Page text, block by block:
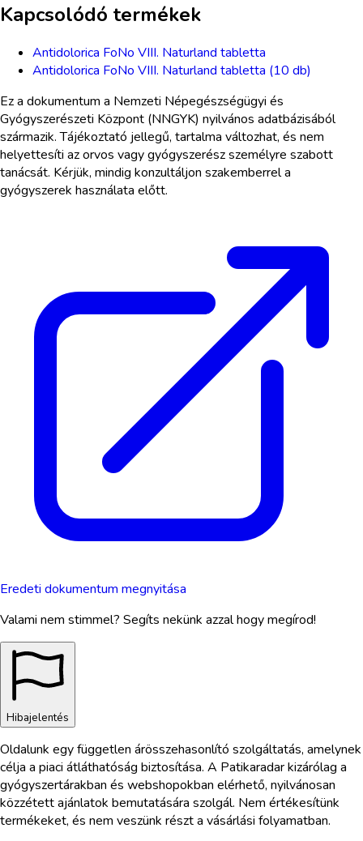
Kapcsolódó termékek
Antidolorica FoNo VIII. Naturland tabletta
Antidolorica FoNo VIII. Naturland tabletta (10 db)
Ez a dokumentum a Nemzeti Népegészségügyi és
Gyógyszerészeti Központ (NNGYK) nyilvános adatbázisából
származik. Tájékoztató jellegű, tartalma változhat, és nem
helyettesíti az orvos vagy gyógyszerész személyre szabott
tanácsát. Kérjük, mindig konzultáljon szakemberrel a
gyógyszerek használata előtt.
Eredeti dokumentum megnyitása
Valami nem stimmel? Segíts nekünk azzal hogy megírod!
Hibajelentés
Oldalunk egy független árösszehasonlító szolgáltatás, amelynek
célja a piaci átláthatóság biztosítása. A Patikaradar kizárólag a
gyógyszertárakban és webshopokban elérhető, nyilvánosan
közzétett ajánlatok bemutatására szolgál. Nem értékesítünk
termékeket, és nem veszünk részt a vásárlási folyamatban.